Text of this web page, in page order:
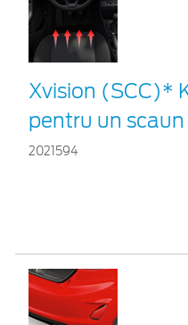
Xvision (SCC)*
pentru un scaun
2021594